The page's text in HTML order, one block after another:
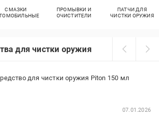
СМАЗКИ
ПРОМЫВКИ И
ОЧИСТИТЕЛИ
ПАТЧИ ДЛЯ
ЧИСТКИ ОРУЖИЯ
для чистки оружия
для чистки оружия Piton 150 мл
07.01.2026